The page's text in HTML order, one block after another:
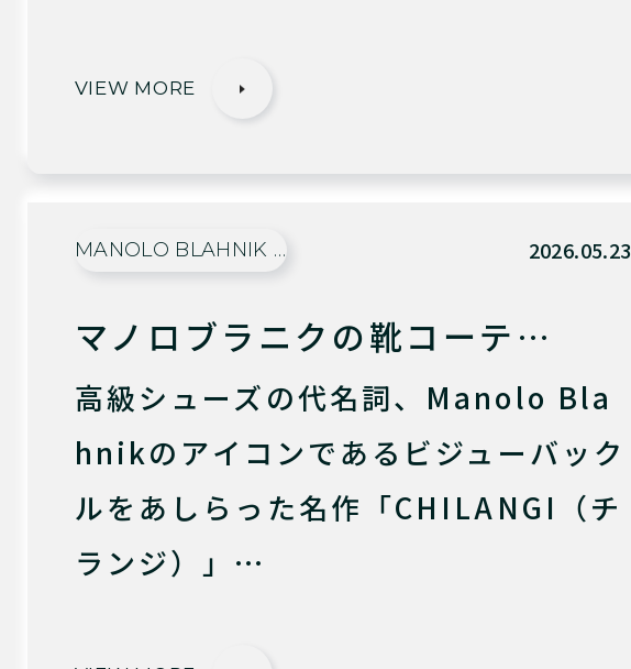
VIEW MORE
MANOLO BLAHNIK … 2026.05.23
マノロブラニクの靴コーテ…
高級シューズの代名詞、Manolo Bla
hnikのアイコンであるビジューバック
ルをあしらった名作「CHILANGI（チ
ランジ）」…